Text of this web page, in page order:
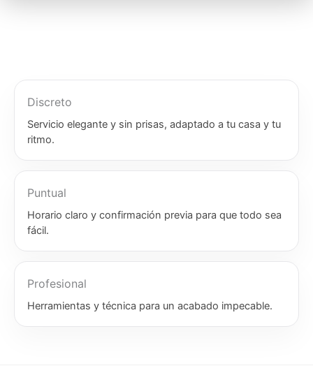
Discreto
Servicio elegante y sin prisas, adaptado a tu casa y tu
ritmo.
Puntual
Horario claro y confirmación previa para que todo sea
fácil.
Profesional
Herramientas y técnica para un acabado impecable.